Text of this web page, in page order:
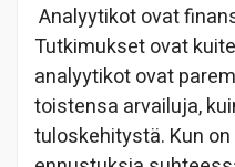
Analyytikot ovat
Tutkimukset ovat
analyytikot ovat
toistensa arvailuja,
tuloskehitystä. Kun